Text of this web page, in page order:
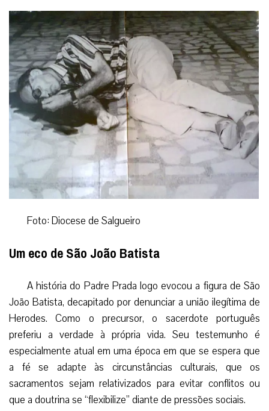
Foto: Diocese de Salgueiro
Um eco de São João Batista
A história do Padre Prada logo evocou a figura de São
João Batista, decapitado por denunciar a união ilegítima de
Herodes. Como o precursor, o sacerdote português
preferiu a verdade à própria vida. Seu testemunho é
especialmente atual em uma época em que se espera que
a fé se adapte às circunstâncias culturais, que os
sacramentos sejam relativizados para evitar conflitos ou
que a doutrina se “flexibilize” diante de pressões sociais.